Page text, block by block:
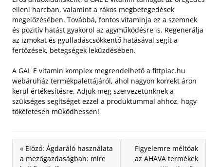
elleni harcban, valamint a rákos megbetegedések
megelőzésében. Továbbá, fontos vitaminja ez a szemnek
és pozitív hatást gyakorol az agyműködésre is. Regenerálja
az izmokat és gyulladáscsökkentő hatásával segít a
fertőzések, betegségek leküzdésében.
A GAL E vitamin komplex megrendelhető a fittpiac.hu
webáruház termékpalettájáról, ahol nagyon korrekt áron
kerül értékesítésre. Adjuk meg szervezetünknek a
szükséges segítséget ezzel a produktummal ahhoz, hogy
tökéletesen működhessen!
« Előző: Ágdaráló használata
a mezőgazdaságban: mire
Figyelemre méltóak
az AHAVA termékek